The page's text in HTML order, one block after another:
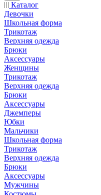
Каталог
Девочки
Школьная форма
Трикотаж
Верхняя одежда
Брюки
Аксессуары
Женщины
Трикотаж
Верхняя одежда
Брюки
Аксессуары
Джемперы
Юбки
Мальчики
Школьная форма
Трикотаж
Верхняя одежда
Брюки
Аксессуары
Мужчины